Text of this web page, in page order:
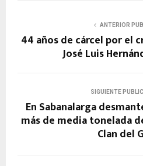
ANTERIOR
44 años de cárcel por el
José Luis
SIGUIENTE
En Sabanalarga
más de media tonelada
Clan del